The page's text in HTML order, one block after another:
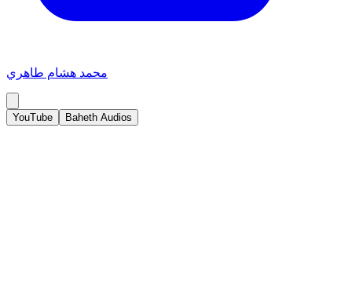
محمد هشام طاهري
YouTube Baheth Audios